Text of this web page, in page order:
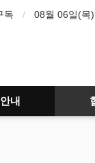
독 08월 06일(목)
내